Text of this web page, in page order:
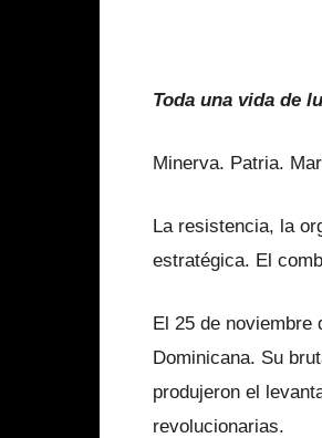
Toda una vida de
Minerva. Patria.
La resistencia, la
estratégica. El
El 25 de noviembre
Dominicana. Su
produjeron el
revolucionarias.